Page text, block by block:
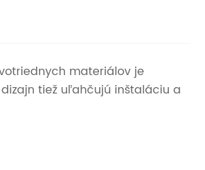
materiálov je
tiež uľahčujú inštaláciu a